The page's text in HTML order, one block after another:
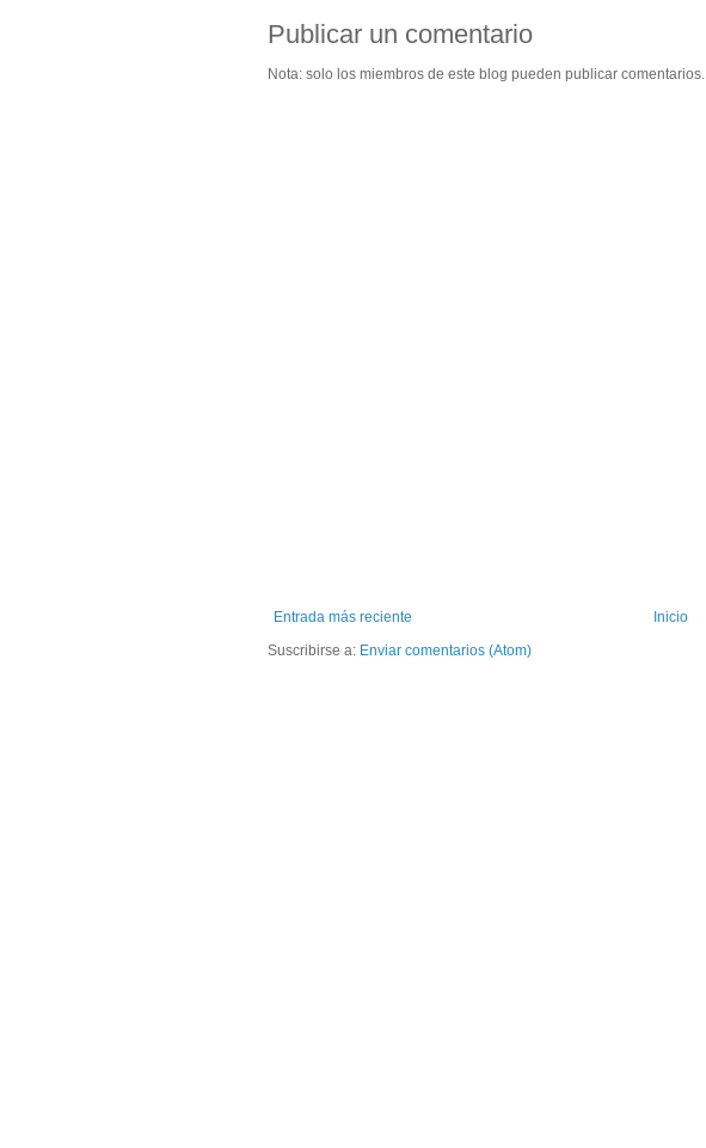
Publicar un comentario
Nota: solo los miembros de este blog pueden publicar comentarios.
Entrada más reciente
Inicio
Suscribirse a: Enviar comentarios (Atom)